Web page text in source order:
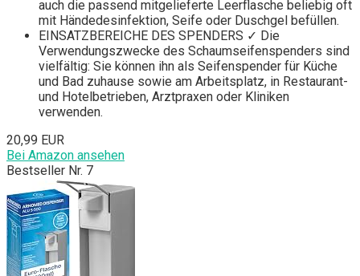
auch die passend mitgelieferte Leerflasche beliebig oft
mit Händedesinfektion, Seife oder Duschgel befüllen.
EINSATZBEREICHE DES SPENDERS ✓ Die
Verwendungszwecke des Schaumseifenspenders sind
vielfältig: Sie können ihn als Seifenspender für Küche
und Bad zuhause sowie am Arbeitsplatz, in Restaurant-
und Hotelbetrieben, Arztpraxen oder Kliniken
verwenden.
20,99 EUR
Bei Amazon ansehen
Bestseller Nr. 7